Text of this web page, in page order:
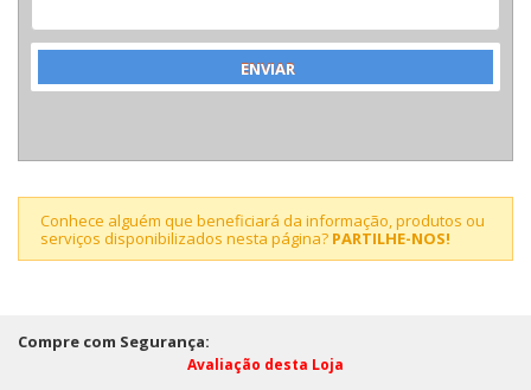
Conhece alguém que beneficiará da informação, produtos ou
serviços disponibilizados nesta página? PARTILHE-NOS!
Compre com Segurança:
Avaliação desta Loja